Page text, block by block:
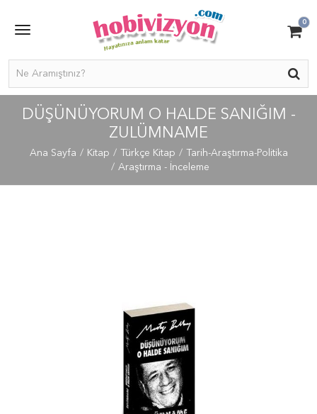
0
DÜŞÜNÜYORUM O HALDE SANIĞIM -
ZULÜMNAME
Ana Sayfa Kitap Türkçe Kitap
Tarih-Araştırma-Politika
Araştırma - İnceleme